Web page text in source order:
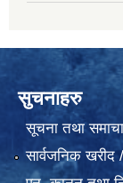
सुचनाहरु
सूचना तथा
सार्वजनिक खरीद